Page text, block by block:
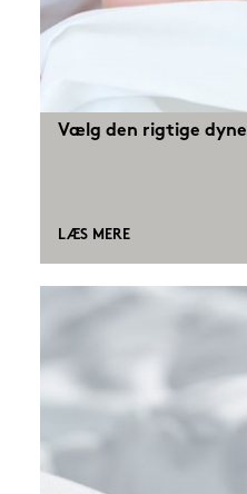
Vælg den rigtige dyne
LÆS MERE